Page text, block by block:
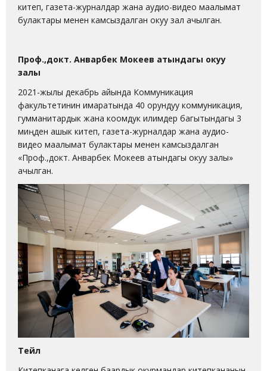
китеп, газета-журналдар жана аудио-видео маалымат
булактары менен камсыздалган окуу зал ачылган.
Проф.,докт. Анварбек Мокеев атындагы окуу
залы
2021-жылы декабрь айында Коммуникация
факультетинин имаратында 40 орундуу коммуникация,
гумманитардык жана коомдук илимдер багытындагы 3
миңден ашык китеп, газета-журналдар жана аудио-
видео маалымат булактары менен камсыздалган
«Проф.,докт. Анварбек Мокеев атындагы окуу залы»
ачылган.
Тейлөө